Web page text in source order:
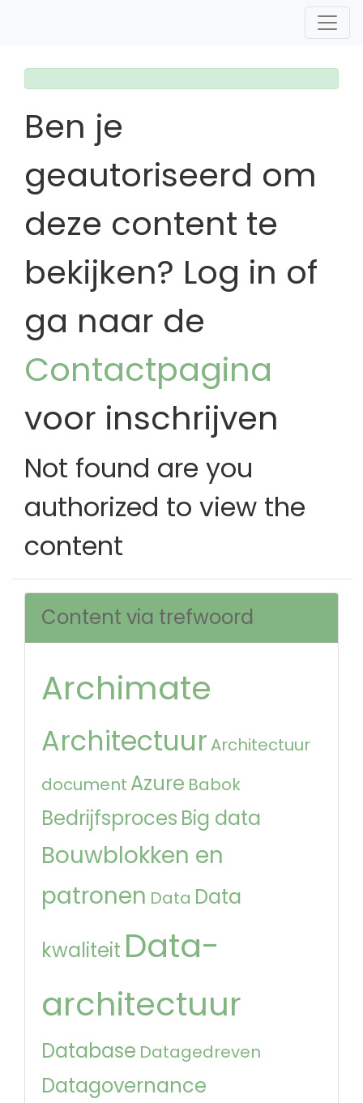
Ben je
geautoriseerd om
deze content te
bekijken? Log in of
ga naar de
Contactpagina
voor inschrijven
Not found are you
authorized to view the
content
Content via trefwoord
Archimate
Architectuur Architectuur
document Azure Babok
Bedrijfsproces Big data
Bouwblokken en
patronen Data Data
kwaliteit Data-
architectuur
Database Datagedreven
Datagovernance